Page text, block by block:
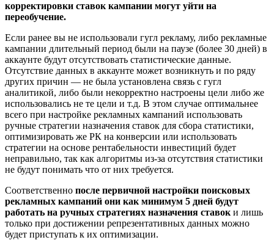
корректировки ставок кампании могут уйти на
переобучение.
Если ранее вы не использовали гугл рекламу, либо рекламные
кампании длительный период были на паузе (более 30 дней) в
аккаунте будут отсутствовать статистические данные.
Отсутствие данных в аккаунте может возникнуть и по ряду
других причин — не была установлена связь с гугл
аналитикой, либо были некорректно настроены цели либо же
использовались не те цели и т.д. В этом случае оптимальнее
всего при настройке рекламных кампаний использовать
ручные стратегии назначения ставок для сбора статистики,
оптимизировать же РК на конверсии или использовать
стратегии на основе рентабельности инвестиций будет
неправильно, так как алгоритмы из-за отсутствия статистики
не будут понимать что от них требуется.
Соответственно после первичной настройки поисковых
рекламных кампаний они как минимум 5 дней будут
работать на ручных стратегиях назначения ставок и лишь
только при достижении репрезентативных данных можно
будет приступать к их оптимизации.